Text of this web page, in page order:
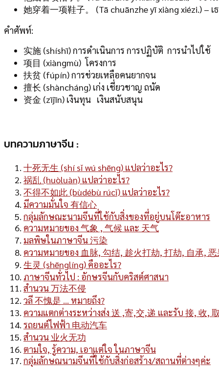
她穿着一项鞋子。 (Tā chuānzhe yī xiàng xiézi.) – เ
คำศัพท์:
实施 (shíshī) การดำเนินการ การปฏิบัติ การนำไปใช้
项目 (xiàngmù) โครงการ
扶贫 (fúpín) การช่วยเหลือคนยากจน
擅长 (shàncháng) เก่ง เชี่ยวชาญ ถนัด
资金 (zījīn) เงินทุน เงินสนับสนุน
บทความภาษาจีน :
十死无生 (shí sǐ wú shēng) แปลว่าอะไร?
祸乱 (huòluàn) แปลว่าอะไร?
不得不如此 (bùdébù rúcǐ) แปลว่าอะไร?
มีความมั่นใจ 有信心
กลุ่มลักษณะนามจีนที่ใช้กับสิ่งของที่อยู่บนโต๊ะอาหาร
ความหมายของ 气象 , 气候 และ 天气
มลพิษในภาษาจีน 污染
ความหมายของ 血脉, 勾结, 趁火打劫, 打劫, 自承, 恶
生灵 (shēnglíng) คืออะไร?
ภาษาจีนทั่วไป : อักษรจีนกับคริสต์ศาสนา
สำนวน 万法不侵
วลี 不愧是 … หมายถึง?
ความแตกต่างระหว่างส่ง 送 ,寄,交,递 และรับ 接, 收,
รถยนต์ไฟฟ้า 电动汽车
สำนวน 业火无功
ตามใจ, รู้ความ, เอาแต่ใจ ในภาษาจีน
กลุ่มลักษณนามจีนที่ใช้กับสิ่งก่อสร้าง/สถานที่ต่างๆค่ะ